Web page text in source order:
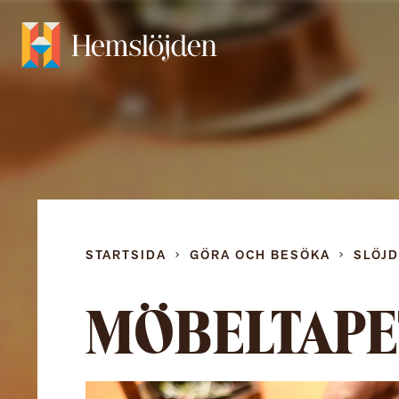
STARTSIDA GÖRA OCH BESÖKA